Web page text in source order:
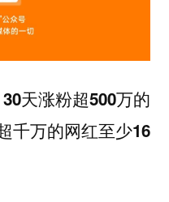
天涨粉超500万的
千万的网红至少16